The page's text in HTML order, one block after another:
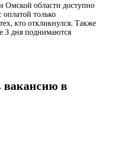
Омской области доступно
оплатой только
кто откликнулся. Также
3 дня поднимаются
вакансию в